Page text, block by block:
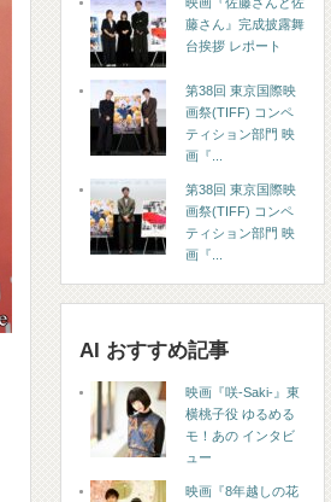
藤さん』完成披露舞
台挨拶 レポート
第38回 東京国際映
画祭(TIFF) コンペ
ティション部門 映
画『...
第38回 東京国際映
画祭(TIFF) コンペ
ティション部門 映
画『...
AI おすすめ記事
映画『咲-Saki-』東
横桃子役 ゆるめる
モ！あの インタビ
ュー
映画『8年越しの花